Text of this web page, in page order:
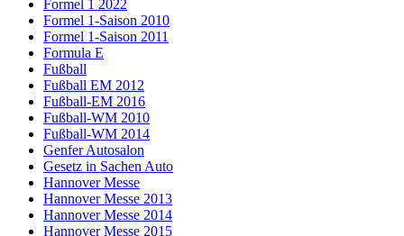
Formel 1 2022
Formel 1-Saison 2010
Formel 1-Saison 2011
Formula E
Fußball
Fußball EM 2012
Fußball-EM 2016
Fußball-WM 2010
Fußball-WM 2014
Genfer Autosalon
Gesetz in Sachen Auto
Hannover Messe
Hannover Messe 2013
Hannover Messe 2014
Hannover Messe 2015